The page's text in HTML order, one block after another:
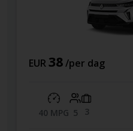
EUR51/per dag
68 MPG